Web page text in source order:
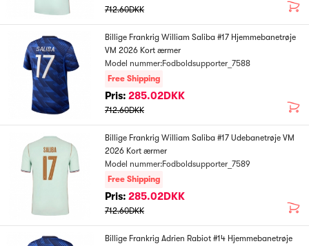
712.60DKK
Billige Frankrig William Saliba #17 Hjemmebanetrøje
VM 2026 Kort ærmer
Model nummer:Fodboldsupporter_7588
Free Shipping
Pris: 285.02DKK
712.60DKK
Billige Frankrig William Saliba #17 Udebanetrøje VM
2026 Kort ærmer
Model nummer:Fodboldsupporter_7589
Free Shipping
Pris: 285.02DKK
712.60DKK
Billige Frankrig Adrien Rabiot #14 Hjemmebanetrøje